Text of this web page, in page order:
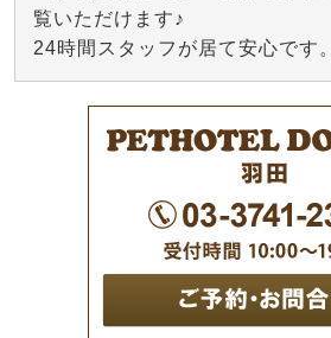
覧いただけます♪
24時間スタッフが居て安心です。